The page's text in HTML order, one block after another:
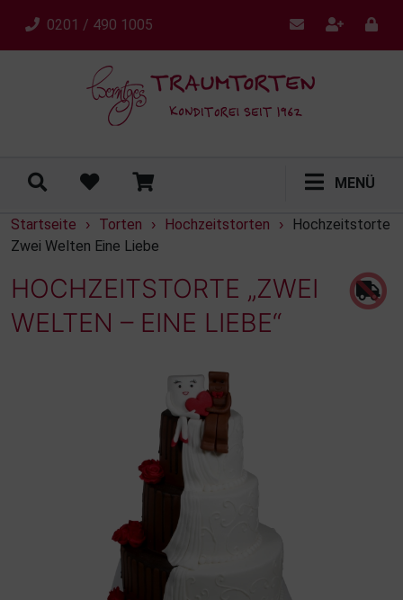
0201 / 490 1005
MENÜ
Startseite › Torten › Hochzeitstorten ›
Hochzeitstorte
Zwei Welten Eine Liebe
HOCHZEITSTORTE „ZWEI
WELTEN – EINE LIEBE“